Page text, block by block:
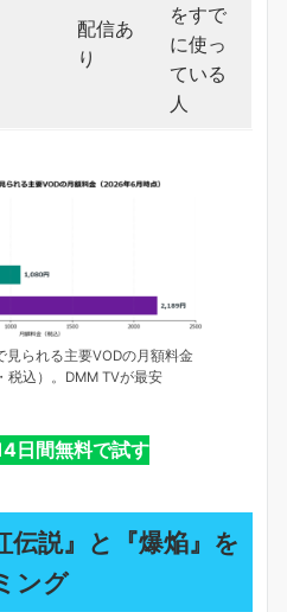
配信あ
り
をすで
に使っ
ている
人
見られる主要VODの月額料金
税込）。DMM TVが最安
日間無料で試す
伝説』と『爆焔』を
ング